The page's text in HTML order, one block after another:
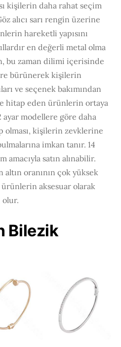
kişilerin daha rahat seçim
alıcı sarı rengin üzerine
hareketli yapısını
en değerli metal olma
bu zaman dilimi içerisinde
bürünerek kişilerin
ve seçenek bakımından
hitap eden ürünlerin ortaya
ayar modellere göre daha
olması, kişilerin zevklerine
imkan tanır. 14
amacıyla satın alınabilir.
oranının çok yüksek
ürünlerin aksesuar olarak
Bilezik